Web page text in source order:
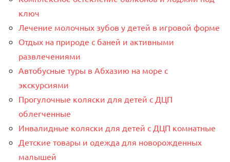
ключ
Лечение молочных зубов у детей в игровой форме
Отдых на природе с баней и активными
развлечениями
Автобусные туры в Абхазию на море с
экскурсиями
Прогулочные коляски для детей с ДЦП
облегченные
Инвалидные коляски для детей с ДЦП комнатные
Детские товары и одежда для новорожденных
малышей